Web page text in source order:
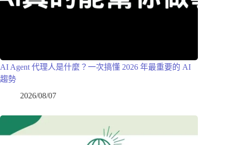
AI Agent 代理人是什麼？一次搞懂 2026 年最重要的 AI
趨勢
2026/08/07